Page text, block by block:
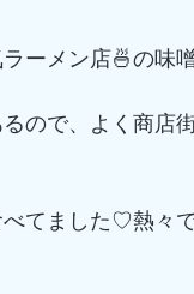
ーメン店🍜の味
ので、よく商店
てました♡熱々